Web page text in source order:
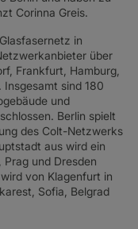
Corinna Greis.
in
über
Frankfurt, Hamburg,
sind 180
und
Berlin spielt
des Colt-Netzwerks
aus wird ein
und Dresden
von Klagenfurt in
Sofia, Belgrad